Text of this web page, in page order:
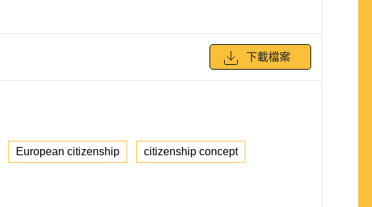
下載檔案
European citizenship citizenship concept